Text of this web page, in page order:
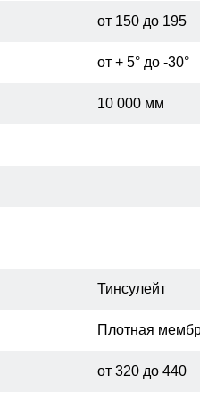
от 150 до 195
от + 5° до -30°
10 000 мм
Тинсулейт
Плотная
от 320 до 440